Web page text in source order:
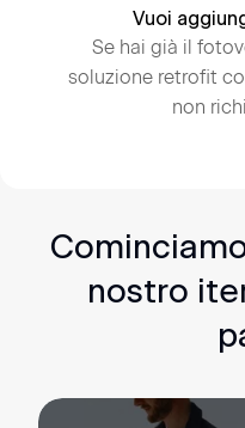
Vuoi
Se hai già il
soluzione retrofit
non
nostro